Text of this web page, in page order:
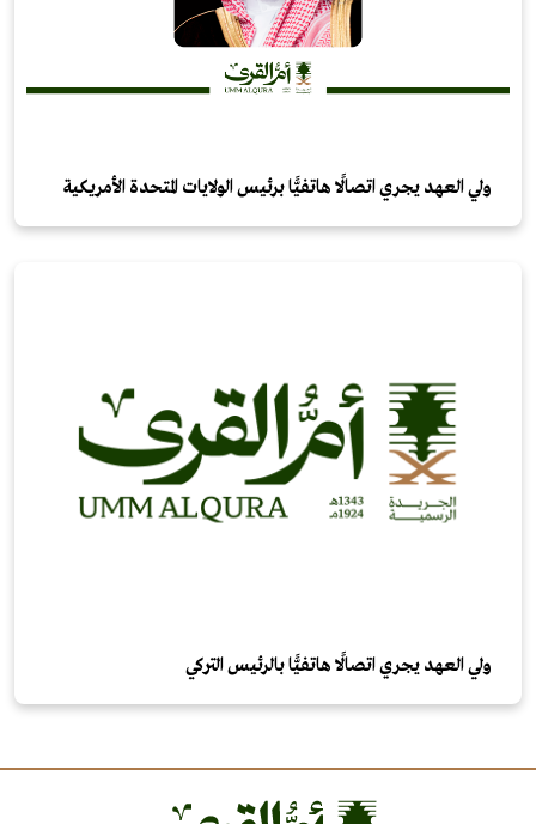
ولي العهد يجري اتصالًا هاتفيًّا برئيس الولايات المتحدة الأمريكية
ولي العهد يجري اتصالًا هاتفيًّا بالرئيس التركي